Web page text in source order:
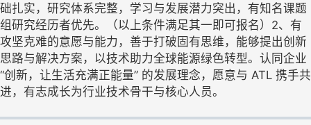
础扎实，研究体系完整，学习与发展潜力突出，有知名课题
组研究经历者优先。（以上条件满足其一即可报名）2、有
攻坚克难的意愿与能力，善于打破固有思维，能够提出创新
思路与解决方案，以技术助力全球能源绿色转型。认同企业
“创新，让生活充满正能量” 的发展理念，愿意与 ATL 携手共
进，有志成长为行业技术骨干与核心人员。